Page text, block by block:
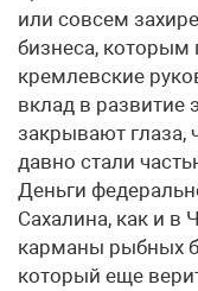
или совсем
бизнеса, которым
кремлевские
вклад в
закрывают глаза,
давно стали
Деньги
Сахалина, как и в
карманы рыбных
который еще